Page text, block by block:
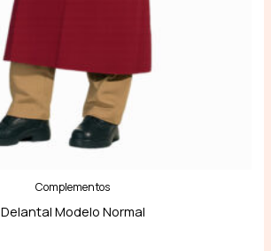
Complementos
Delantal Modelo Normal